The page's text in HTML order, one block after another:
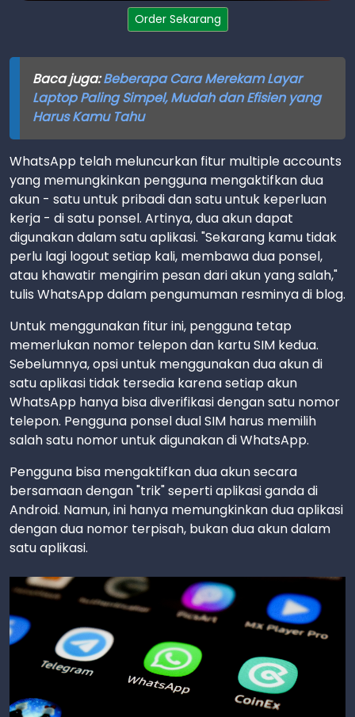
Order Sekarang
Baca juga:Beberapa Cara Merekam Layar
Laptop Paling Simpel, Mudah dan Efisien yang
Harus Kamu Tahu
WhatsApp telah meluncurkan fitur multiple accounts
yang memungkinkan pengguna mengaktifkan dua
akun - satu untuk pribadi dan satu untuk keperluan
kerja - di satu ponsel. Artinya, dua akun dapat
digunakan dalam satu aplikasi. "Sekarang kamu tidak
perlu lagi logout setiap kali, membawa dua ponsel,
atau khawatir mengirim pesan dari akun yang salah,"
tulis WhatsApp dalam pengumuman resminya di blog.
Untuk menggunakan fitur ini, pengguna tetap
memerlukan nomor telepon dan kartu SIM kedua.
Sebelumnya, opsi untuk menggunakan dua akun di
satu aplikasi tidak tersedia karena setiap akun
WhatsApp hanya bisa diverifikasi dengan satu nomor
telepon. Pengguna ponsel dual SIM harus memilih
salah satu nomor untuk digunakan di WhatsApp.
Pengguna bisa mengaktifkan dua akun secara
bersamaan dengan "trik" seperti aplikasi ganda di
Android. Namun, ini hanya memungkinkan dua aplikasi
dengan dua nomor terpisah, bukan dua akun dalam
satu aplikasi.